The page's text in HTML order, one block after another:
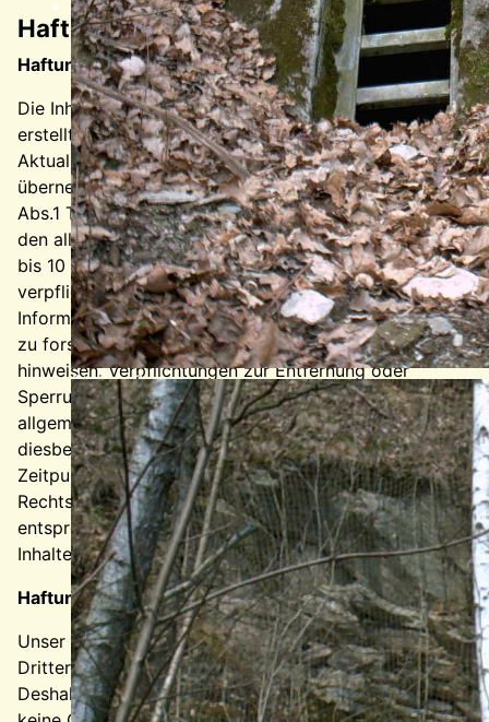
Stollen 3
Haftungsausschluss:
Haftung für Inhalte
Die Inhalte unserer Seiten wurden mit größter Sorgfalt
erstellt. Für die Richtigkeit, Vollständigkeit und
Aktualität der Inhalte können wir jedoch keine Gewähr
übernehmen. Als Diensteanbieter sind wir gemäß § 7
Abs.1 TMG für eigene Inhalte auf diesen Seiten nach
den allgemeinen Gesetzen verantwortlich. Nach §§ 8
bis 10 TMG sind wir als Diensteanbieter jedoch nicht
verpflichtet, übermittelte oder gespeicherte fremde
Informationen zu überwachen oder nach Umständen
zu forschen, die auf eine rechtswidrige Tätigkeit
hinweisen. Verpflichtungen zur Entfernung oder
Sperrung der Nutzung von Informationen nach den
allgemeinen Gesetzen bleiben hiervon unberührt. Eine
diesbezügliche Haftung ist jedoch erst ab dem
Zeitpunkt der Kenntnis einer konkreten
Rechtsverletzung möglich. Bei Bekanntwerden von
entsprechenden Rechtsverletzungen werden wir diese
Inhalte umgehend entfernen.
Haftung für Links
Unser Angebot enthält Links zu externen Webseiten
Dritter, auf deren Inhalte wir keinen Einfluss haben.
Deshalb können wir für diese fremden Inhalte auch